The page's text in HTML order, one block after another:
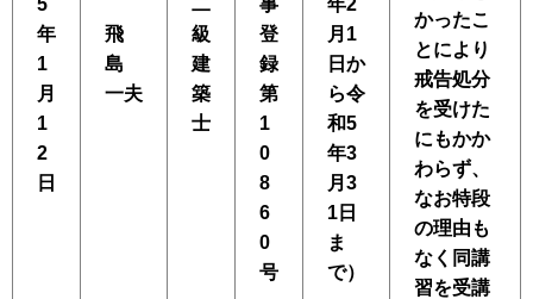
5
年
1
月
1
2
日
飛
島
一夫
二
級
建
築
士
事
登
録
第
1
0
8
6
0
号
年2
月1
日か
ら令
和5
年3
月3
1日
ま
で）
かったこ
とにより
戒告処分
を受けた
にもかか
わらず、
なお特段
の理由も
なく同講
習を受講